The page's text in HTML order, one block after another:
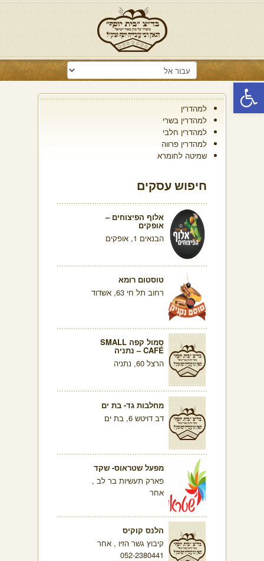
פתח סרגל נגישות
למהדרין
למהדרין בשרי
למהדרין חלבי
למהדרין פרווה
שמיטה לחומרא
חיפוש עסקים
אלוף הפיצוחים –
אופקים
הבנאים 1, אופקים
טוסטום רומא
רחוב תל חי 63, אשדוד
סמול קפה SMALL
CAFÉ – נתניה
הרצל 60, נתניה
מחלבות גד- בת ים
דב דויטש 6, בת ים
מפעל שטראוס- שקד
פארק תעשיות בר לב ,
אחר
הלנס קוקיס
קיבוץ גשר הזיו , אחר
052-2380441